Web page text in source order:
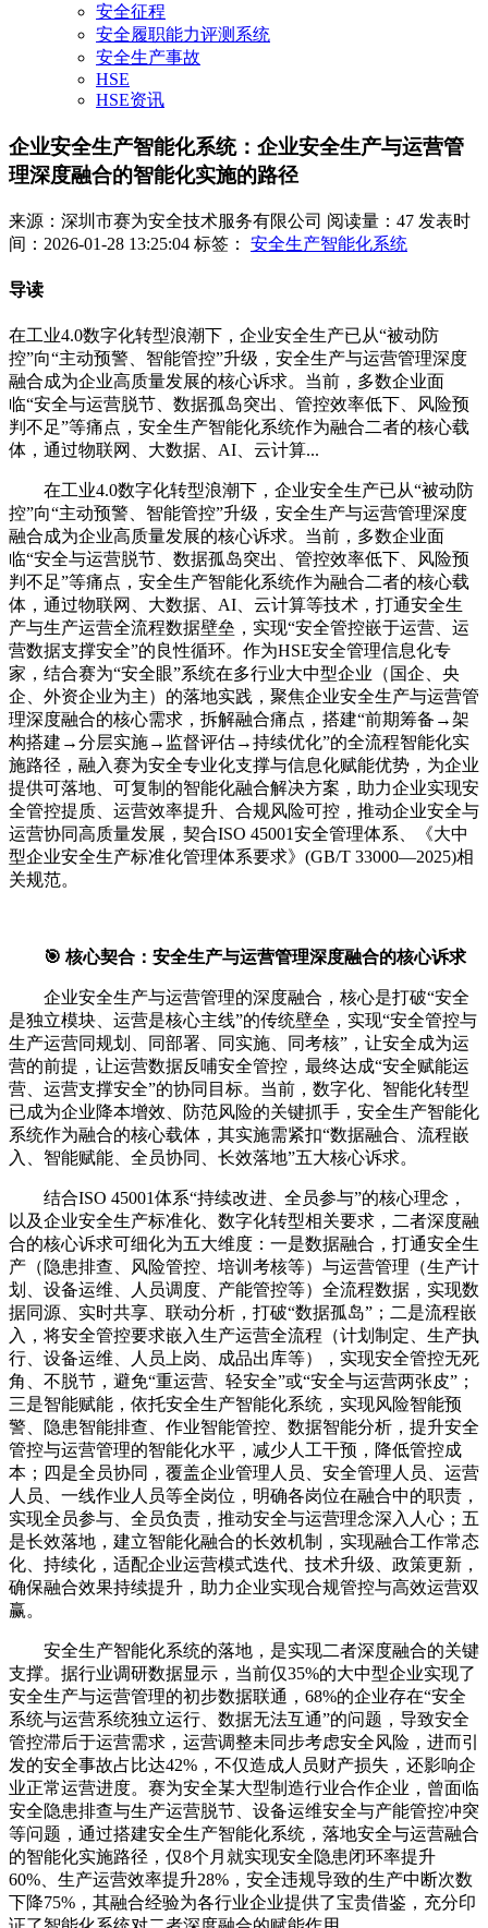
安全征程
安全履职能力评测系统
安全生产事故
HSE
HSE资讯
企业安全生产智能化系统：企业安全生产与运营管
理深度融合的智能化实施的路径
来源：深圳市赛为安全技术服务有限公司 阅读量：47 发表时
间：2026-01-28 13:25:04 标签： 安全生产智能化系统
导读
在工业4.0数字化转型浪潮下，企业安全生产已从“被动防
控”向“主动预警、智能管控”升级，安全生产与运营管理深度
融合成为企业高质量发展的核心诉求。当前，多数企业面
临“安全与运营脱节、数据孤岛突出、管控效率低下、风险预
判不足”等痛点，安全生产智能化系统作为融合二者的核心载
体，通过物联网、大数据、AI、云计算...
在工业4.0数字化转型浪潮下，企业安全生产已从“被动防
控”向“主动预警、智能管控”升级，安全生产与运营管理深度
融合成为企业高质量发展的核心诉求。当前，多数企业面
临“安全与运营脱节、数据孤岛突出、管控效率低下、风险预
判不足”等痛点，安全生产智能化系统作为融合二者的核心载
体，通过物联网、大数据、AI、云计算等技术，打通安全生
产与生产运营全流程数据壁垒，实现“安全管控嵌于运营、运
营数据支撑安全”的良性循环。作为HSE安全管理信息化专
家，结合赛为“安全眼”系统在多行业大中型企业（国企、央
企、外资企业为主）的落地实践，聚焦企业安全生产与运营管
理深度融合的核心需求，拆解融合痛点，搭建“前期筹备→架
构搭建→分层实施→监督评估→持续优化”的全流程智能化实
施路径，融入赛为安全专业化支撑与信息化赋能优势，为企业
提供可落地、可复制的智能化融合解决方案，助力企业实现安
全管控提质、运营效率提升、合规风险可控，推动企业安全与
运营协同高质量发展，契合ISO 45001安全管理体系、《大中
型企业安全生产标准化管理体系要求》(GB/T 33000—2025)相
关规范。
🎯 核心契合：安全生产与运营管理深度融合的核心诉求
企业安全生产与运营管理的深度融合，核心是打破“安全
是独立模块、运营是核心主线”的传统壁垒，实现“安全管控与
生产运营同规划、同部署、同实施、同考核”，让安全成为运
营的前提，让运营数据反哺安全管控，最终达成“安全赋能运
营、运营支撑安全”的协同目标。当前，数字化、智能化转型
已成为企业降本增效、防范风险的关键抓手，安全生产智能化
系统作为融合的核心载体，其实施需紧扣“数据融合、流程嵌
入、智能赋能、全员协同、长效落地”五大核心诉求。
结合ISO 45001体系“持续改进、全员参与”的核心理念，
以及企业安全生产标准化、数字化转型相关要求，二者深度融
合的核心诉求可细化为五大维度：一是数据融合，打通安全生
产（隐患排查、风险管控、培训考核等）与运营管理（生产计
划、设备运维、人员调度、产能管控等）全流程数据，实现数
据同源、实时共享、联动分析，打破“数据孤岛”；二是流程嵌
入，将安全管控要求嵌入生产运营全流程（计划制定、生产执
行、设备运维、人员上岗、成品出库等），实现安全管控无死
角、不脱节，避免“重运营、轻安全”或“安全与运营两张皮”；
三是智能赋能，依托安全生产智能化系统，实现风险智能预
警、隐患智能排查、作业智能管控、数据智能分析，提升安全
管控与运营管理的智能化水平，减少人工干预，降低管控成
本；四是全员协同，覆盖企业管理人员、安全管理人员、运营
人员、一线作业人员等全岗位，明确各岗位在融合中的职责，
实现全员参与、全员负责，推动安全与运营理念深入人心；五
是长效落地，建立智能化融合的长效机制，实现融合工作常态
化、持续化，适配企业运营模式迭代、技术升级、政策更新，
确保融合效果持续提升，助力企业实现合规管控与高效运营双
赢。
安全生产智能化系统的落地，是实现二者深度融合的关键
支撑。据行业调研数据显示，当前仅35%的大中型企业实现了
安全生产与运营管理的初步数据联通，68%的企业存在“安全
系统与运营系统独立运行、数据无法互通”的问题，导致安全
管控滞后于运营需求，运营调整未同步考虑安全风险，进而引
发的安全事故占比达42%，不仅造成人员财产损失，还影响企
业正常运营进度。赛为安全某大型制造行业合作企业，曾面临
安全隐患排查与生产运营脱节、设备运维安全与产能管控冲突
等问题，通过搭建安全生产智能化系统，落地安全与运营融合
的智能化实施路径，仅8个月就实现安全隐患闭环率提升
60%、生产运营效率提升28%，安全违规导致的生产中断次数
下降75%，其融合经验为各行业企业提供了宝贵借鉴，充分印